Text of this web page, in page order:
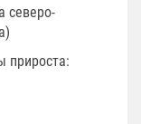
северо-
прироста: